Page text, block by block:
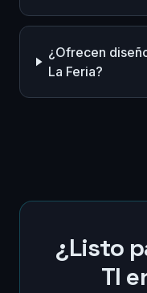
¿Ofrecen
La Feria?
¿Listo
TI